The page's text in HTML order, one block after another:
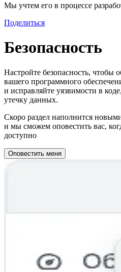
Мы учтем его в процессе
Поделиться
Безопасность
Настройте безопасность, чтобы
вашего программного
и исправляйте уязвимости в
утечку данных.
Скоро раздел наполнится
и мы сможем оповестить вас,
доступно
Оповестить меня